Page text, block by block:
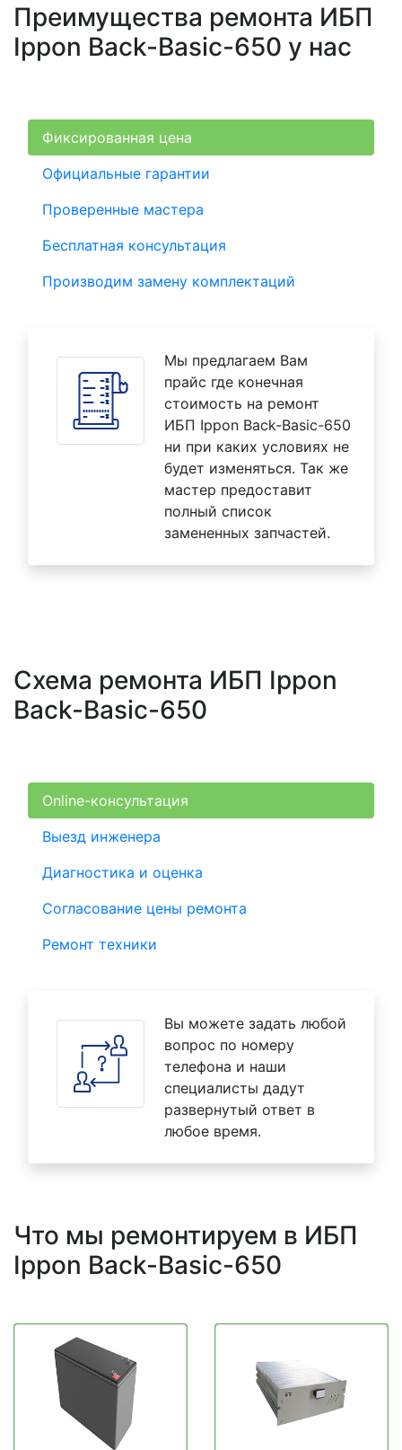
Преимущества ремонта ИБП
Ippon Back-Basic-650 у нас
Фиксированная цена
Официальные гарантии
Проверенные мастера
Бесплатная консультация
Производим замену комплектаций
Мы предлагаем Вам
прайс где конечная
стоимость на ремонт
ИБП Ippon Back-Basic-650
ни при каких условиях не
будет изменяться. Так же
мастер предоставит
полный список
замененных запчастей.
Схема ремонта ИБП Ippon
Back-Basic-650
Online-консультация
Выезд инженера
Диагностика и оценка
Согласование цены ремонта
Ремонт техники
Вы можете задать любой
вопрос по номеру
телефона и наши
специалисты дадут
развернутый ответ в
любое время.
Что мы ремонтируем в ИБП
Ippon Back-Basic-650